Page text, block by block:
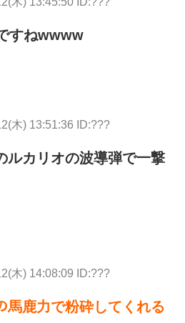
すねwwww
木) 13:51:36 ID:???
ルカリオの波導弾で一撃
木) 14:08:09 ID:???
馬鹿力で粉砕してくれる